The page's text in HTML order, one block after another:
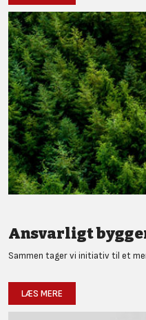
Ansvarligt
Sammen tager vi initiativ til et
LÆS MERE